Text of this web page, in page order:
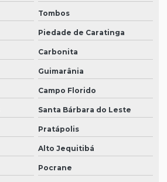
Tombos
Piedade de Caratinga
Carbonita
Guimarânia
Campo Florido
Santa Bárbara do Leste
Pratápolis
Alto Jequitibá
Pocrane